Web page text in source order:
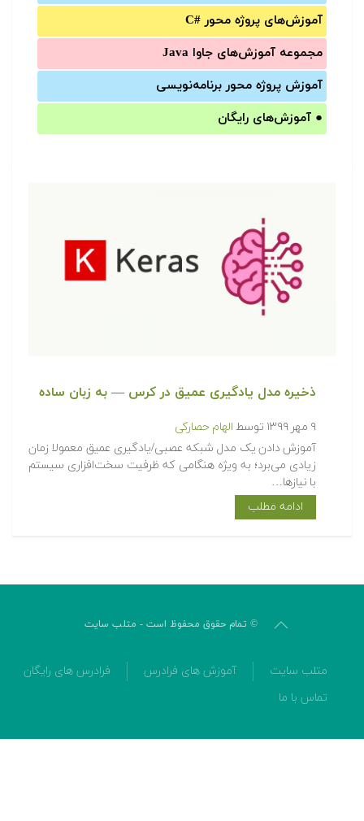
آموزش‌های پروژه محور #C
مجموعه آموزش‌های جاوا Java
آموزش‌ پروژه محور برنامه‌نویسی
● آموزش‌های رایگان
ذخیره مدل یادگیری عمیق در کرس — به زبان ساده
۹ مهر ۱۳۹۹ توسط الهام حصارکی
آموزش دادن یک مدل شبکه عصبی/یادگیری عمیق معمولا زمان
زیادی می‌برد؛ به ویژه هنگامی که ظرفیت سخت‌افزاری سیستم
با نیازها…
ادامه مطلب
© تمام حقوق محفوظ است - متلب سایت
متلب سایت آموزش های فرادرس
فرادرس های رایگان
تماس با ما